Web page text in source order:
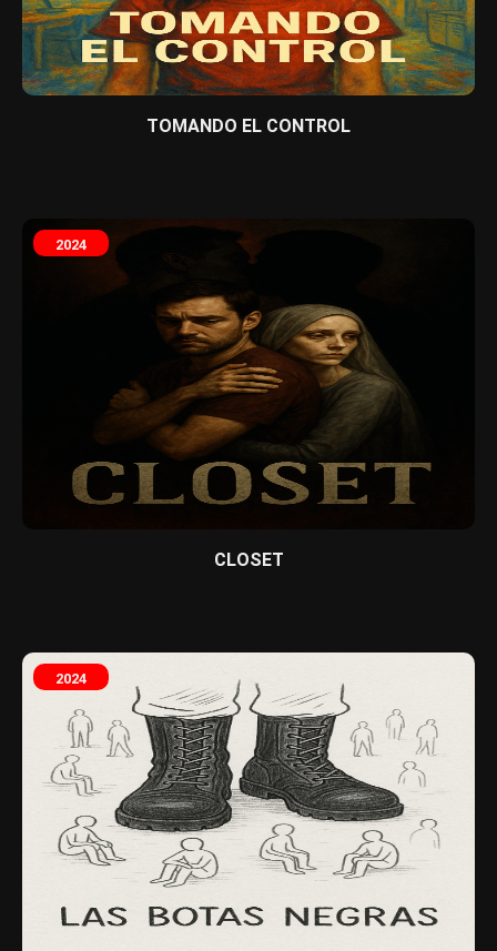
TOMANDO EL CONTROL
2024
CLOSET
2024